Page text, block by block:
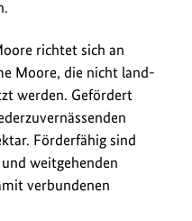
richtet sich an
Moore, die nicht land-
werden. Gefördert
Förderfähig sind
weitgehenden
verbundenen